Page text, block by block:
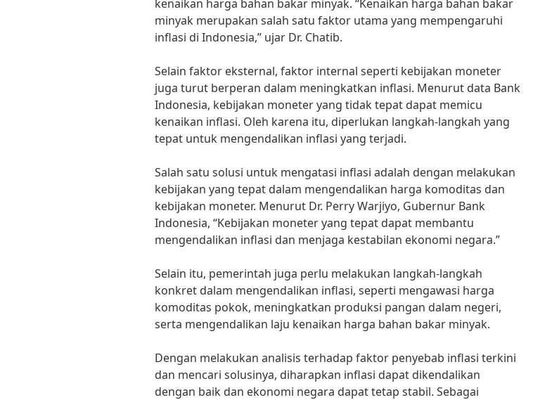
kenaikan harga bahan bakar minyak. “Kenaikan harga bahan bakar
minyak merupakan salah satu faktor utama yang mempengaruhi
inflasi di Indonesia,” ujar Dr. Chatib.
Selain faktor eksternal, faktor internal seperti kebijakan moneter
juga turut berperan dalam meningkatkan inflasi. Menurut data Bank
Indonesia, kebijakan moneter yang tidak tepat dapat memicu
kenaikan inflasi. Oleh karena itu, diperlukan langkah-langkah yang
tepat untuk mengendalikan inflasi yang terjadi.
Salah satu solusi untuk mengatasi inflasi adalah dengan melakukan
kebijakan yang tepat dalam mengendalikan harga komoditas dan
kebijakan moneter. Menurut Dr. Perry Warjiyo, Gubernur Bank
Indonesia, “Kebijakan moneter yang tepat dapat membantu
mengendalikan inflasi dan menjaga kestabilan ekonomi negara.”
Selain itu, pemerintah juga perlu melakukan langkah-langkah
konkret dalam mengendalikan inflasi, seperti mengawasi harga
komoditas pokok, meningkatkan produksi pangan dalam negeri,
serta mengendalikan laju kenaikan harga bahan bakar minyak.
Dengan melakukan analisis terhadap faktor penyebab inflasi terkini
dan mencari solusinya, diharapkan inflasi dapat dikendalikan
dengan baik dan ekonomi negara dapat tetap stabil. Sebagai